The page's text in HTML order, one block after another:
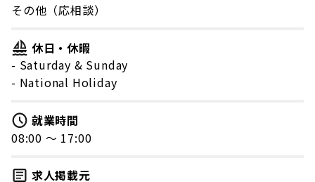
その他（応相談）
休日・休暇
- Saturday & Sunday
- National Holiday
就業時間
08:00 〜 17:00
求人掲載元